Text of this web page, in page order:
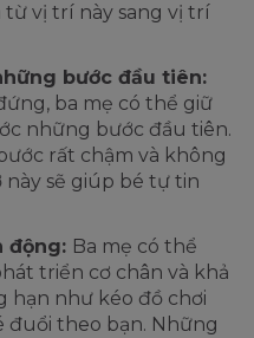
vị trí này sang vị trí
bước đầu tiên:
ba mẹ có thể giữ
những bước đầu tiên.
rất chậm và không
sẽ giúp bé tự tin
động: Ba mẹ có thể
triển cơ chân và khả
hạn như kéo đồ chơi
đuổi theo bạn. Những